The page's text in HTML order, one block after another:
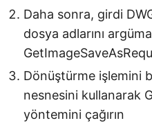
Daha sonra, girdi
dosya adlarını
Dönüştürme işlemini
nesnesini kullanarak
yöntemini çağırın